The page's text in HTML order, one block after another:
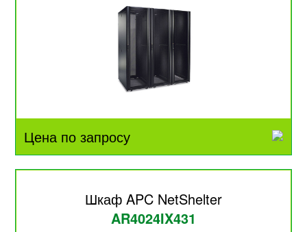
Цена по запросу
Шкаф APC NetShelter
AR4024IX431